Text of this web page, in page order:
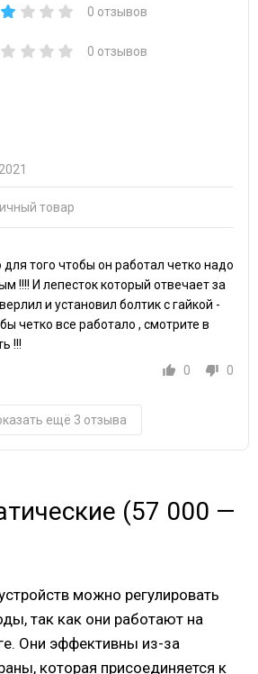
0 отзывов
0 отзывов
товар
того чтобы он работал четко надо
!!!! И лепесток который отвечает за
и установил болтик с гайкой -
четко все работало , смотрите в
!!!
0
0
ещё 3 отзыва
(57 000 —
можно регулировать
так как они работают на
Они эффективны из-за
которая присоединяется к